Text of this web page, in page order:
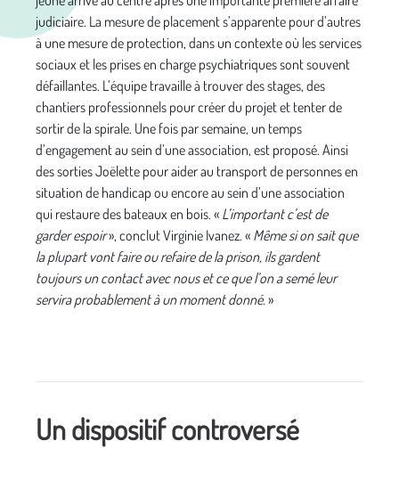
judiciaire. La mesure de placement s’apparente pour d’autres
à une mesure de protection, dans un contexte où les services
sociaux et les prises en charge psychiatriques sont souvent
défaillantes. L’équipe travaille à trouver des stages, des
chantiers professionnels pour créer du projet et tenter de
sortir de la spirale. Une fois par semaine, un temps
d’engagement au sein d’une association, est proposé. Ainsi
des sorties Joëlette pour aider au transport de personnes en
situation de handicap ou encore au sein d’une association
qui restaure des bateaux en bois. « L’important c’est de
garder espoir», conclut Virginie Ivanez. « Même si on sait que
la plupart vont faire ou refaire de la prison, ils gardent
toujours un contact avec nous et ce que l’on a semé leur
servira probablement à un moment donné.»
Un dispositif controversé